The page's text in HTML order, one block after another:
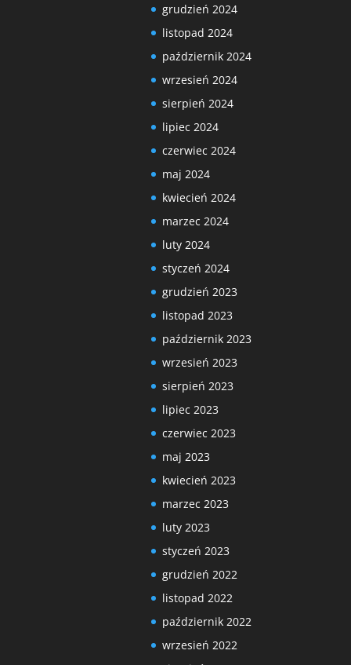
grudzień 2024
listopad 2024
październik 2024
wrzesień 2024
sierpień 2024
lipiec 2024
czerwiec 2024
maj 2024
kwiecień 2024
marzec 2024
luty 2024
styczeń 2024
grudzień 2023
listopad 2023
październik 2023
wrzesień 2023
sierpień 2023
lipiec 2023
czerwiec 2023
maj 2023
kwiecień 2023
marzec 2023
luty 2023
styczeń 2023
grudzień 2022
listopad 2022
październik 2022
wrzesień 2022